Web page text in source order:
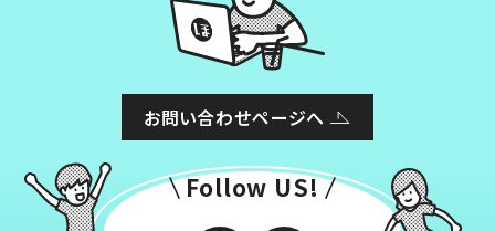
お問い合わせページへ
Follow US!